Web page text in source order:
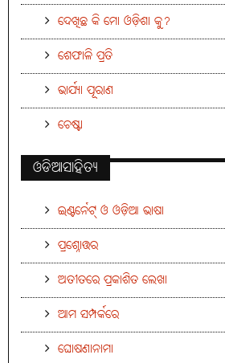
ଦେଖିଛ କି ମୋ ଓଡ଼ିଶା କୁ?
ଶେଫାଳି ପ୍ରତି
ଭାର୍ଯ୍ୟା ପୂରାଣ
ଚେଷ୍ଟା
ଓଡିଆସାହିତ୍ୟ
ଇଣ୍ଟର୍ନେଟ୍ ଓ ଓଡ଼ିଆ ଭାଷା
ପ୍ରଶ୍ନୋତ୍ତର
ଅତୀତରେ ପ୍ରକାଶିତ ଲେଖା
ଆମ ସମ୍ପର୍କରେ
ଘୋଷଣାନାମା